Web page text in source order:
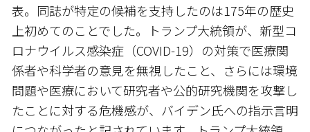
表。同誌が特定の候補を支持したのは175年の歴史
上初めてのことでした。トランプ大統領が、新型コ
ロナウイルス感染症（COVID-19）の対策で医療関
係者や科学者の意見を無視したこと、さらには環境
問題や医療において研究者や公的研究機関を攻撃し
たことに対する危機感が、バイデン氏への指示言明